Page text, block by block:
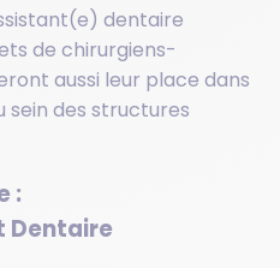
dentaire
de chirurgiens-
aussi leur place dans
sein des structures
:
Dentaire